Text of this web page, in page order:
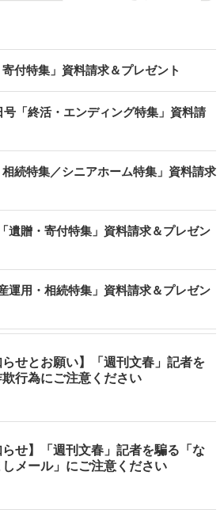
付特集」資料請求＆プレゼント
「終活・エンディング特集」資料請
続特集／シニアホーム特集」資料請求
遺贈・寄付特集」資料請求＆プレゼン
運用・相続特集」資料請求＆プレゼン
らせとお願い】「週刊文春」記者を
行為にご注意ください
らせ】「週刊文春」記者を騙る「な
しメール」にご注意ください